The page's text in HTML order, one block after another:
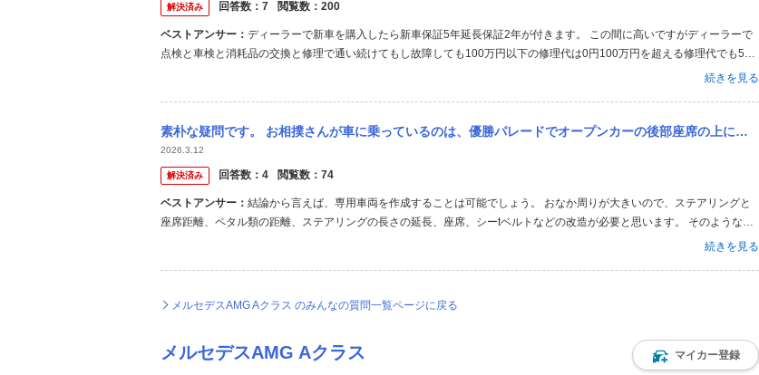
解決済み 回答数： 7 閲覧数： 200
ベストアンサー： ディーラーで新車を購入したら新車保証5年延長保証2年が付きます。 この間に高いですがディーラーで
点検と車検と消耗品の交換と修理で通い続けてもし故障しても100万円以下の修理代は0円100万円を超える修理代でも5万
円とか済みます。だからみんな保証がある間だけディーラーで点検と車検と消耗品の交換と修理をします。で保証が切れた
続きを見る
素朴な疑問です。 お相撲さんが車に乗っているのは、優勝パレードでオープンカーの後部座席の上に腰掛けて乗っているのはよくみますが、お相撲さん自身が運転席に乗っているのはみたことありません。日本の国...
2026.3.12
解決済み 回答数： 4 閲覧数： 74
ベストアンサー： 結論から言えば、専用車両を作成することは可能でしょう。 おなか周りが大きいので、ステアリングと
座席距離、ペタル類の距離、ステアリングの長さの延長、座席、シーtベルトなどの改造が必要と思います。 そのような条
件を満たすベース車両は限定されると思います。 改造申請をして安全基準（車検）を満たすか？の疑問もあると思いま
続きを見る
メルセデスAMG Aクラス のみんなの質問一覧ページに戻る
メルセデスAMG Aクラス マイカー登録